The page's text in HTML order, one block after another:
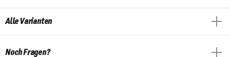
Alle Varianten
Noch Fragen?